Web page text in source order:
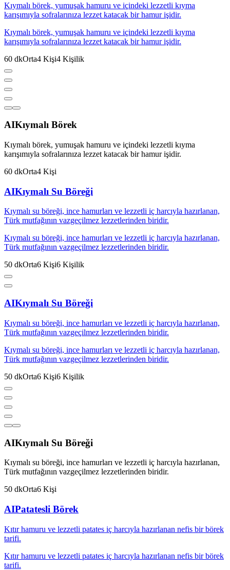
Kıymalı börek, yumuşak hamuru ve içindeki lezzetli kıyma
karışımıyla sofralarınıza lezzet katacak bir hamur işidir.
Kıymalı börek, yumuşak hamuru ve içindeki lezzetli kıyma
karışımıyla sofralarınıza lezzet katacak bir hamur işidir.
60 dkOrta4 Kişi4 Kişilik
AIKıymalı Börek
Kıymalı börek, yumuşak hamuru ve içindeki lezzetli kıyma
karışımıyla sofralarınıza lezzet katacak bir hamur işidir.
60 dkOrta4 Kişi
AIKıymalı Su Böreği
Kıymalı su böreği, ince hamurları ve lezzetli iç harcıyla hazırlanan,
Türk mutfağının vazgeçilmez lezzetlerinden biridir.
Kıymalı su böreği, ince hamurları ve lezzetli iç harcıyla hazırlanan,
Türk mutfağının vazgeçilmez lezzetlerinden biridir.
50 dkOrta6 Kişi6 Kişilik
AIKıymalı Su Böreği
Kıymalı su böreği, ince hamurları ve lezzetli iç harcıyla hazırlanan,
Türk mutfağının vazgeçilmez lezzetlerinden biridir.
Kıymalı su böreği, ince hamurları ve lezzetli iç harcıyla hazırlanan,
Türk mutfağının vazgeçilmez lezzetlerinden biridir.
50 dkOrta6 Kişi6 Kişilik
AIKıymalı Su Böreği
Kıymalı su böreği, ince hamurları ve lezzetli iç harcıyla hazırlanan,
Türk mutfağının vazgeçilmez lezzetlerinden biridir.
50 dkOrta6 Kişi
AIPatatesli Börek
Kıtır hamuru ve lezzetli patates iç harcıyla hazırlanan nefis bir börek
tarifi.
Kıtır hamuru ve lezzetli patates iç harcıyla hazırlanan nefis bir börek
tarifi.